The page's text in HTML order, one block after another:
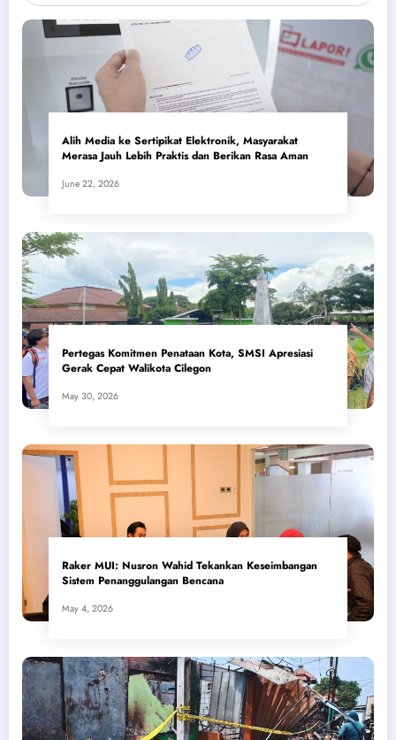
Alih Media ke Sertipikat Elektronik, Masyarakat
Merasa Jauh Lebih Praktis dan Berikan Rasa Aman
June 22, 2026
Pertegas Komitmen Penataan Kota, SMSI Apresiasi
Gerak Cepat Walikota Cilegon
May 30, 2026
​Raker MUI: Nusron Wahid Tekankan Keseimbangan
Sistem Penanggulangan Bencana
May 4, 2026